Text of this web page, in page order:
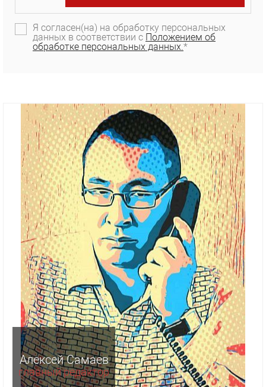
Я согласен(на) на обработку персональных
данных в соответствии с Положением об
обработке персональных данных.*
Алексей Самаев
главный редактор